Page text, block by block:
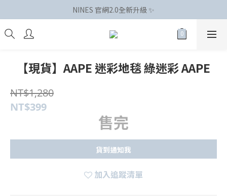
NINES 官網2.0全新升級 ✨
【現貨】AAPE 迷彩地毯 綠迷彩 AAPE
NT$1,280
NT$399
售完
貨到通知我
加入追蹤清單